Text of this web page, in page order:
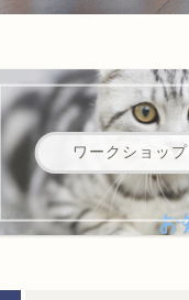
ワークショップ